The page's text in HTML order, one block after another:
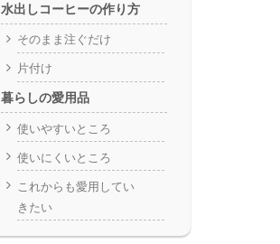
水出しコーヒーの作り方
そのまま注ぐだけ
片付け
暮らしの愛用品
使いやすいところ
使いにくいところ
これからも愛用してい
きたい